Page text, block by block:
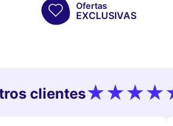
Ofertas
EXCLUSIVAS
clientes